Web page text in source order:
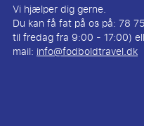
Vi hjælper dig gerne.
Du kan få fat på os på: 78
til fredag fra 9:00 - 17:00)
mail: info@fodboldtravel.dk